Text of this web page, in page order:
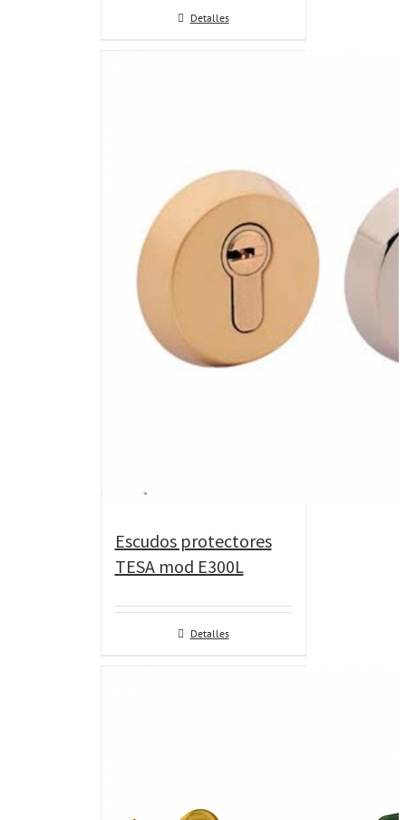
Detalles
Escudos protectores
TESA mod E300L
Detalles